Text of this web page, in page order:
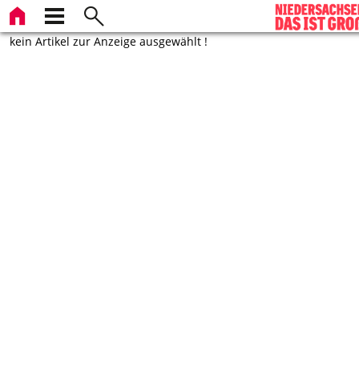
kein Artikel zur Anzeige ausgewählt !